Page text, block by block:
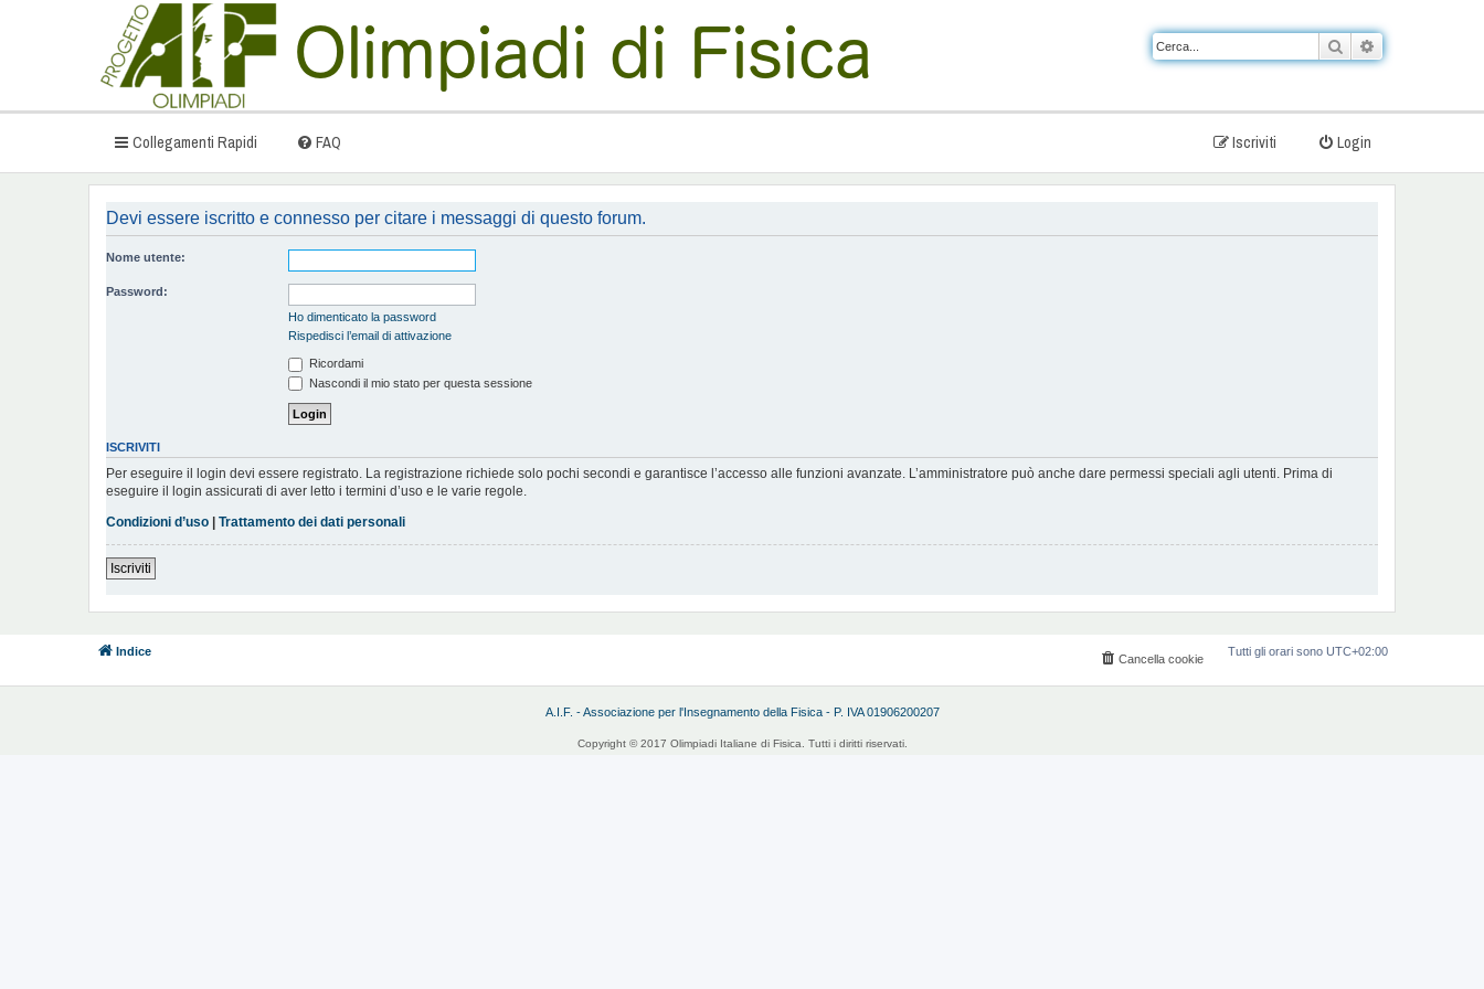
Cerca
Collegamenti Rapidi FAQ Login
Iscriviti
Devi essere iscritto e connesso per citare i messaggi di questo forum.
Nome utente:
Password:
Ho dimenticato la password
Rispedisci l’email di attivazione
Ricordami
Nascondi il mio stato per questa sessione
ISCRIVITI
Per eseguire il login devi essere registrato. La registrazione richiede solo pochi secondi e garantisce l’accesso alle funzioni avanzate. L’amministratore può anche dare permessi speciali agli utenti. Prima di
eseguire il login assicurati di aver letto i termini d’uso e le varie regole.
Condizioni d’uso | Trattamento dei dati personali
Iscriviti
Indice Tutti gli orari sono UTC+02:00
Cancella cookie
A.I.F. - Associazione per l'Insegnamento della Fisica - P. IVA 01906200207
Copyright © 2017 Olimpiadi Italiane di Fisica. Tutti i diritti riservati.